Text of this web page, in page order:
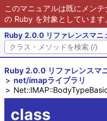
このマニュアルは既にメン
の Ruby を対象としています
Ruby 2.0.0 リファレンスマニ
Ruby 2.0.0 リファレンスマ
net/imapライブラリ
class